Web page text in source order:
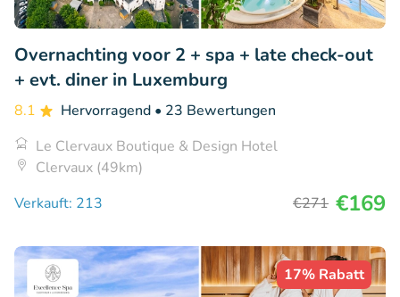
Overnachting voor 2 + spa + late check-out
+ evt. diner in Luxemburg
8.1 Hervorragend • 23 Bewertungen
Le Clervaux Boutique & Design Hotel
Clervaux (49km)
Verkauft: 213
€271 €169
17% Rabatt